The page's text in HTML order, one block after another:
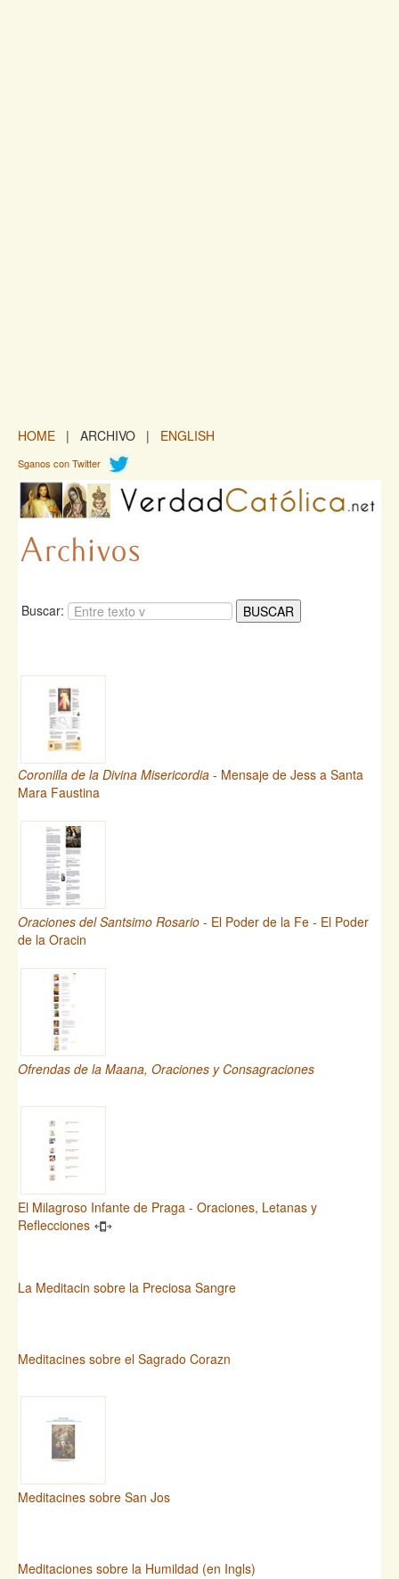
HOME | ARCHIVO | ENGLISH
Sganos con Twitter
Buscar:
Coronilla de la Divina Misericordia - Mensaje de Jess a Santa
Mara Faustina
Oraciones del Santsimo Rosario - El Poder de la Fe - El Poder
de la Oracin
Ofrendas de la Maana, Oraciones y Consagraciones
El Milagroso Infante de Praga - Oraciones, Letanas y
Reflecciones
La Meditacin sobre la Preciosa Sangre
Meditacines sobre el Sagrado Corazn
Meditacines sobre San Jos
Meditaciones sobre la Humildad (en Ingls)